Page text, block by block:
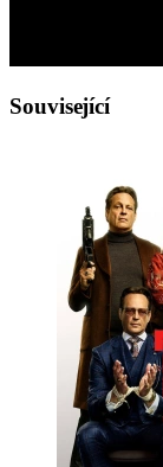
Související